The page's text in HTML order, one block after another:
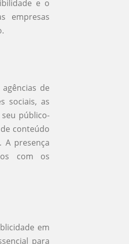
e o
empresas
de
sociais, as
público-
conteúdo
A presença
com os
em
para